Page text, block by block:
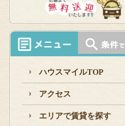
ハウスマイルTOP
アクセス
エリアで賃貸を探す